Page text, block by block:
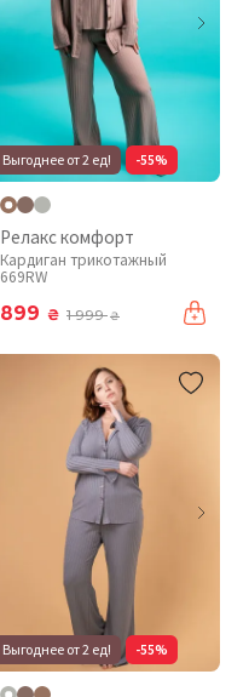
Выгоднее от 2 ед! -55%
Релакс комфорт
Кардиган трикотажный
669RW
899 ₴ 1 999₴
Выгоднее от 2 ед! -55%